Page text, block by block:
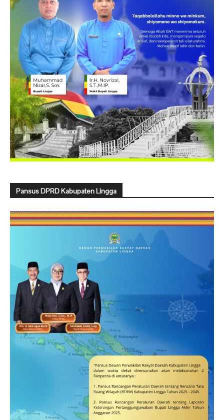
Pansus DPRD Kabupaten Lingga